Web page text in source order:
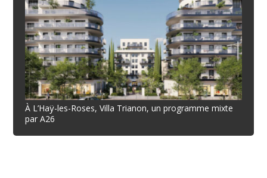
À L’Haÿ-les-Roses, Villa Trianon, un programme mixte
par A26